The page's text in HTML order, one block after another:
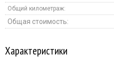
Общий километраж:
Общая стоимость:
Характеристики